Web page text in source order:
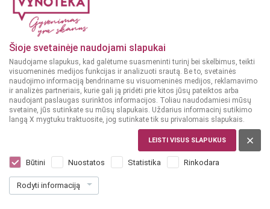
Šioje svetainėje naudojami slapukai
Naudojame slapukus, kad galėtume suasmeninti turinį bei skelbimus, teikti
visuomeninės medijos funkcijas ir analizuoti srautą. Be to, svetainės
naudojimo informaciją bendriname su visuomeninės medijos, reklamavimo
ir analizės partneriais, kurie gali ją pridėti prie kitos jūsų pateiktos arba
naudojant paslaugas surinktos informacijos. Toliau naudodamiesi mūsų
svetaine, jūs sutinkate su mūsų slapukais. Uždarius informacinį sutikimo
langą X mygtuku traktuosite, jog sutinkate tik su privalomais slapukais.
LEISTI VISUS SLAPUKUS
Būtini Nuostatos Statistika Rinkodara
Rodyti informaciją
Filipetti Prosecco DOC Extra Dry 0,375 L
Dar nėra balsų, galite įvertinti
49